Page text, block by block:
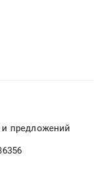
предложений